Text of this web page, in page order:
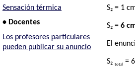
Sensación térmica
• Docentes
Los profesores particulares
pueden publicar su anuncio
S₂ = 1
S₂ =6
El
S₂ total =